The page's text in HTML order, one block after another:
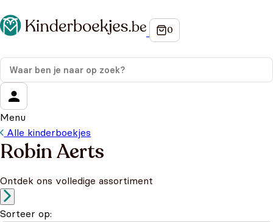
Menu
Alle kinderboekjes
Robin Aerts
Ontdek ons volledige assortiment
Sorteer op: